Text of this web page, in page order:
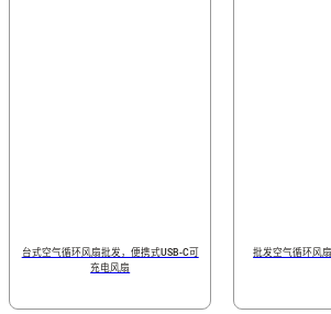
台式空气循环风扇批发，便携式USB-C可
充电风扇
批发空气循环风